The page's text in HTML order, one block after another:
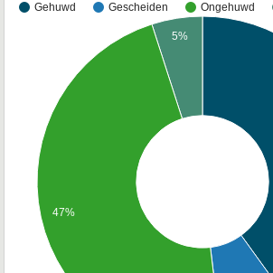
Gehuwd Gescheiden Ongehuwd
5%
47%